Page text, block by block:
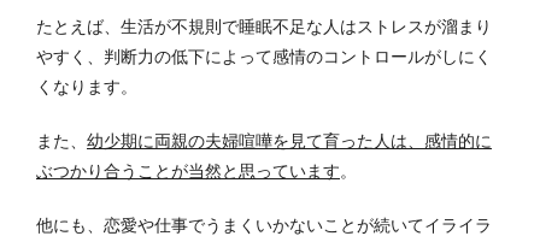
たとえば、生活が不規則で睡眠不足な人はストレスが溜まり
やすく、判断力の低下によって感情のコントロールがしにく
くなります。
また、 幼少期に両親の夫婦喧嘩を見て育った人は、感情的に
ぶつかり合うことが当然と思っています。
他にも、恋愛や仕事でうまくいかないことが続いてイライラ